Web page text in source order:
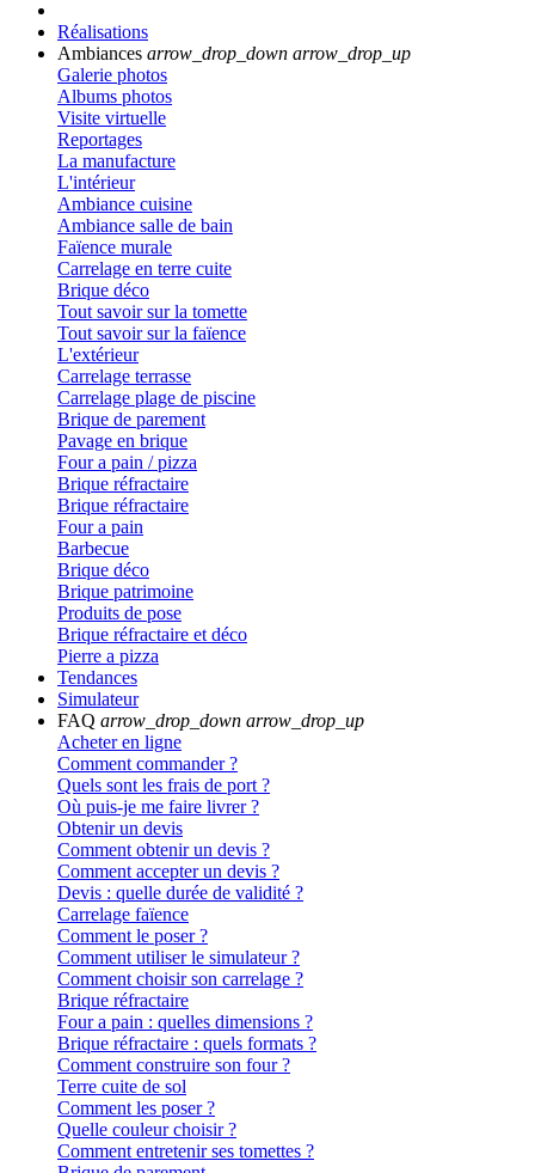
Réalisations
Ambiances arrow_drop_down arrow_drop_up
Galerie photos
Albums photos
Visite virtuelle
Reportages
La manufacture
L'intérieur
Ambiance cuisine
Ambiance salle de bain
Faïence murale
Carrelage en terre cuite
Brique déco
Tout savoir sur la tomette
Tout savoir sur la faïence
L'extérieur
Carrelage terrasse
Carrelage plage de piscine
Brique de parement
Pavage en brique
Four a pain / pizza
Brique réfractaire
Brique réfractaire
Four a pain
Barbecue
Brique déco
Brique patrimoine
Produits de pose
Brique réfractaire et déco
Pierre a pizza
Tendances
Simulateur
FAQ arrow_drop_down arrow_drop_up
Acheter en ligne
Comment commander ?
Quels sont les frais de port ?
Où puis-je me faire livrer ?
Obtenir un devis
Comment obtenir un devis ?
Comment accepter un devis ?
Devis : quelle durée de validité ?
Carrelage faïence
Comment le poser ?
Comment utiliser le simulateur ?
Comment choisir son carrelage ?
Brique réfractaire
Four a pain : quelles dimensions ?
Brique réfractaire : quels formats ?
Comment construire son four ?
Terre cuite de sol
Comment les poser ?
Quelle couleur choisir ?
Comment entretenir ses tomettes ?